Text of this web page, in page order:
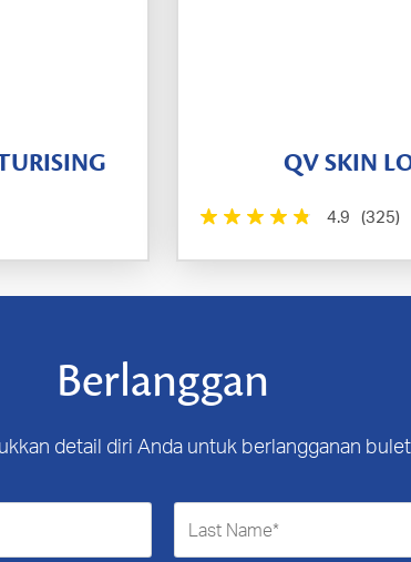
QV SKIN
4.9 (325)
Berlanggan
detail diri Anda untuk berlangganan